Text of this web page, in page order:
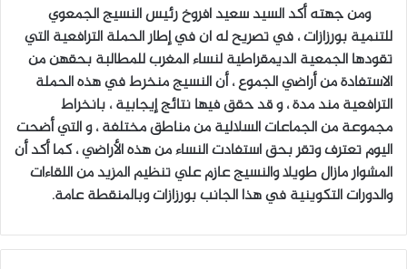
ومن جهته أكد السيد سعيد افروخ رئيس النسيج الجمعوي
للتنمية بورزازات ، في تصريح له ان في إطار الحملة الترافعية التي
تقودها الجمعية الديمقراطية لنساء المغرب للمطالبة بحقهن من
الاستفادة من أراضي الجموع ، أن النسيج منخرط في هذه الحملة
الترافعية مند مدة ، و قد حقق فيها نتائج إيجابية ، بانخراط
مجموعة من الجماعات السلالية من مناطق مختلفة ، و التي أضحت
اليوم تعترف وتقر بحق استفادت النساء من هذه الأراضي ، كما أكد أن
المشوار مازال طويلا والنسيج عازم علي تنظيم المزيد من اللقاءات
والدورات التكوينية في هذا الجانب بورزازات وبالمنقطة عامة.